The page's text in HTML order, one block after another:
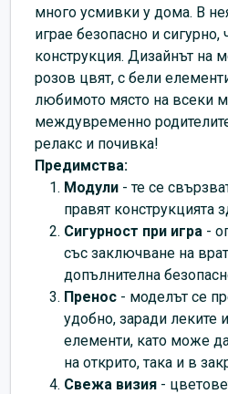
много усмивки у дома. В
играе безопасно и сигурно,
конструкция. Дизайнът на
розов цвят, с бели
любимото място на всеки
междувременно
релакс и почивка!
Предимства:
Модули - те се
правят конструкцията
Сигурност при игра -
със заключване на
допълнителна
Пренос - моделът се
удобно, заради леките
елементи, като може
на открито, така и в
Свежа визия -